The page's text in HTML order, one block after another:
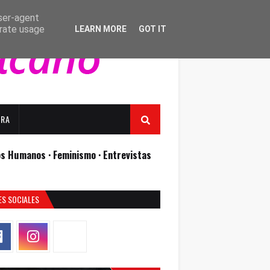
Humanos · Feminismo · Entrevistas
SOCIALES
agent
usage
LEARN MORE GOT IT